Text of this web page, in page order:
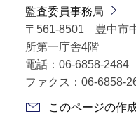
監査委員事務局
〒561-8501 豊中市
所第一庁舎4階
電話：06-6858-2484
ファクス：06-6858-
このページの作